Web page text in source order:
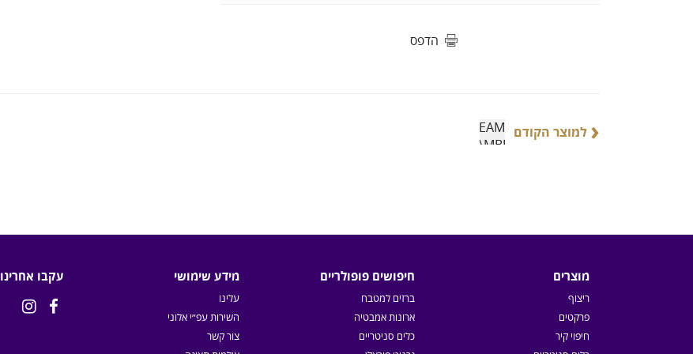
הדפס
‹ למוצר הקודם
מוצרים
ריצוף
פרקטים
חיפוי קיר
חיפושים פופולריים
ברזים למטבח
ארונות אמבטיה
כלים סניטריים
מידע שימושי
עלינו
השירות עפ״י אלוני
צור קשר
עקבו אחרינו

